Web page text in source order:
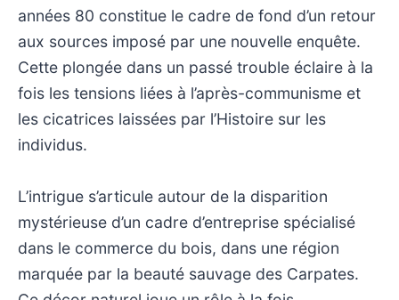
années 80 constitue le cadre de fond d’un retour
aux sources imposé par une nouvelle enquête.
Cette plongée dans un passé trouble éclaire à la
fois les tensions liées à l’après-communisme et
les cicatrices laissées par l’Histoire sur les
individus.
L’intrigue s’articule autour de la disparition
mystérieuse d’un cadre d’entreprise spécialisé
dans le commerce du bois, dans une région
marquée par la beauté sauvage des Carpates.